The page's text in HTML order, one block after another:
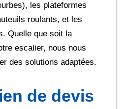
les plateformes
roulants, et les
Quelle que soit la
escalier, nous nous
des solutions adaptées.
de devis